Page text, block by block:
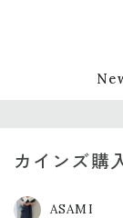
カインズ購
ASAMI